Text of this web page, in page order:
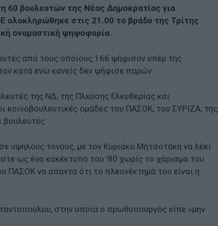
60 βουλευτών της Νέας Δημοκρατίας για
ολοκληρώθηκε στις 21.00 το βράδυ της Τρίτης
ονομαστική ψηφοφορία.
από τους οποίους 166 ψήφισαν υπέρ της
κατά ενώ κανείς δεν ψήφισε παρών.
της ΝΔ, της Πλεύσης Ελευθερίας και
κοινοβουλευτικές ομάδες του ΠΑΣΟΚ, του ΣΥΡΙΖΑ, της
βουλευτές
υψηλούς τόνους, με τον Κυριάκο Μητσοτάκη να λέει
ως ένα κακέκτυπο του ’80 χωρίς το χάρισμα του
ΠΑΣΟΚ να απαντά ότι το πλεονέκτημά του είναι η
στην οποία ο πρωθυπουργός είπε «μην